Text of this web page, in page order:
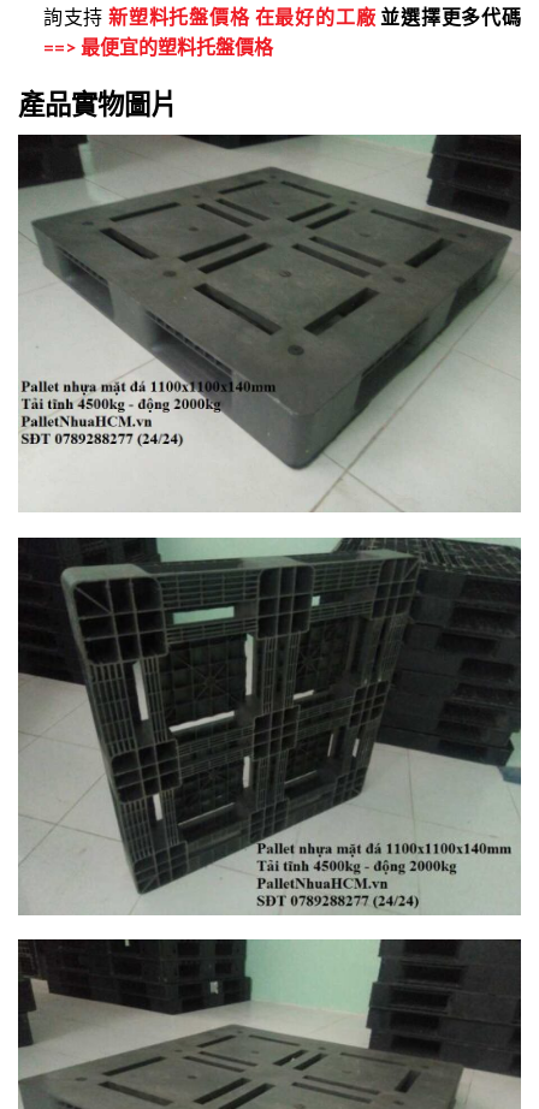
詢支持 新塑料托盤價格在最好的工廠 並選擇更多代碼
==> 最便宜的塑料托盤價格
產品實物圖片